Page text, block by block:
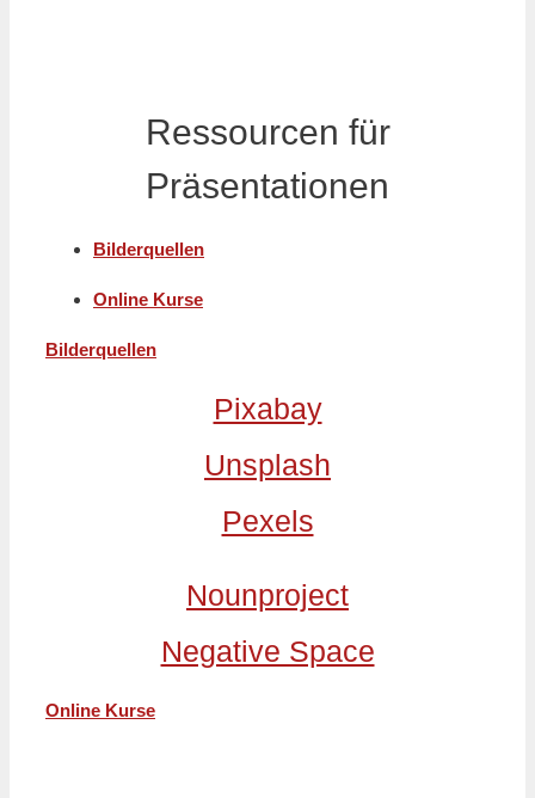
Ressourcen für
Präsentationen
Bilderquellen
Online Kurse
Bilderquellen
Pixabay
Unsplash
Pexels
Nounproject
Negative Space
Online Kurse